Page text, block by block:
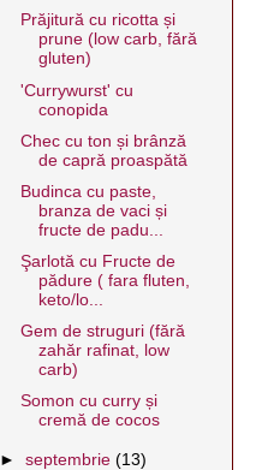
Prăjitură cu ricotta și
prune (low carb, fără
gluten)
'Currywurst' cu
conopida
Chec cu ton și brânză
de capră proaspătă
Budinca cu paste,
branza de vaci și
fructe de padu...
Şarlotă cu Fructe de
pădure ( fara fluten,
keto/lo...
Gem de struguri (fără
zahăr rafinat, low
carb)
Somon cu curry și
cremă de cocos
►septembrie(13)